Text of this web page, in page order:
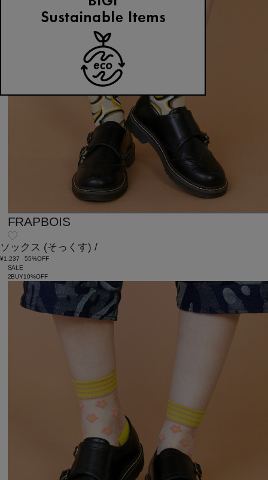
FRAPBOIS
ソックス (そっくす) /
¥1,237
55%OFF
SALE
2BUY10%OFF